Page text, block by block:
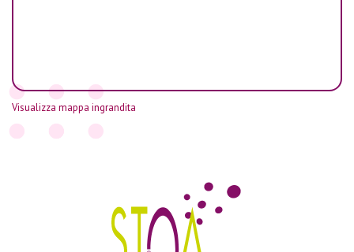
Visualizza mappa ingrandita